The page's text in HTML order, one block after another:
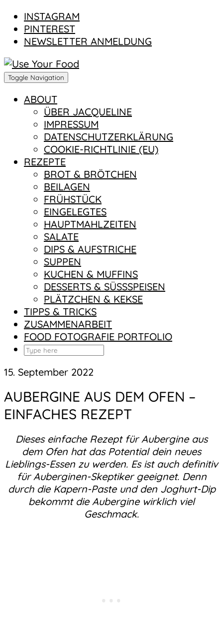
SOCIALMEDIA
INSTAGRAM
PINTEREST
NEWSLETTER ANMELDUNG
Toggle Navigation
ABOUT
ÜBER JACQUELINE
IMPRESSUM
DATENSCHUTZERKLÄRUNG
COOKIE-RICHTLINIE (EU)
REZEPTE
BROT & BRÖTCHEN
BEILAGEN
FRÜHSTÜCK
EINGELEGTES
HAUPTMAHLZEITEN
SALATE
DIPS & AUFSTRICHE
SUPPEN
KUCHEN & MUFFINS
DESSERTS & SÜSSSPEISEN
PLÄTZCHEN & KEKSE
TIPPS & TRICKS
ZUSAMMENARBEIT
FOOD FOTOGRAFIE PORTFOLIO
15. September 2022
AUBERGINE AUS DEM OFEN –
EINFACHES REZEPT
Dieses einfache Rezept für Aubergine aus
dem Ofen hat das Potential dein neues
Lieblings-Essen zu werden. Es ist auch definitiv
für Auberginen-Skeptiker geeignet. Denn
durch die Kapern-Paste und den Joghurt-Dip
bekommt die Aubergine wirklich viel
Geschmack.